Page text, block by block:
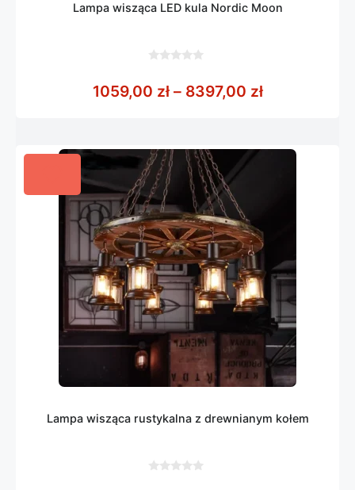
Lampa wisząca LED kula Nordic Moon
5
1059,00 zł – 8397,00 złZakres cen:
Lampa wisząca rustykalna z drewnianym kołem